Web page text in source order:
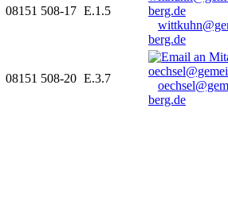
08151 508-17 E.1.5
berg.de
08151 508-20 E.3.7
berg.de